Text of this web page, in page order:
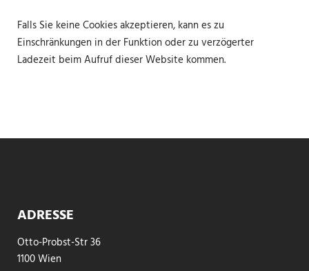
Falls Sie keine Cookies akzeptieren, kann es zu
Einschränkungen in der Funktion oder zu verzögerter
Ladezeit beim Aufruf dieser Website kommen.
ADRESSE
Otto-Probst-Str 36
1100 Wien